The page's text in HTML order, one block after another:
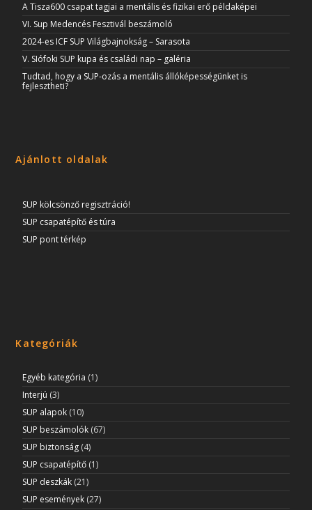
A Tisza600 csapat tagjai a mentális és fizikai erő példaképei
VI. Sup Medencés Fesztivál beszámoló
2024-es ICF SUP Világbajnokság – Sarasota
V. SIófoki SUP kupa és családi nap – galéria
Tudtad, hogy a SUP-ozás a mentális állóképességünket is
fejlesztheti?
Ajánlott oldalak
SUP kölcsönző regisztráció!
SUP csapatépítő és túra
SUP pont térkép
Kategóriák
Egyéb kategória (1)
Interjú (3)
SUP alapok (10)
SUP beszámolók (67)
SUP biztonság (4)
SUP csapatépítő (1)
SUP deszkák (21)
SUP események (27)